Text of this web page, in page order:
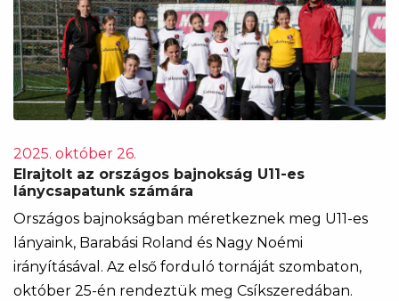
2025. október 26.
Elrajtolt az országos bajnokság U11-es
lánycsapatunk számára
Országos bajnokságban méretkeznek meg U11-es
lányaink, Barabási Roland és Nagy Noémi
irányításával. Az első forduló tornáját szombaton,
október 25-én rendeztük meg Csíkszeredában.